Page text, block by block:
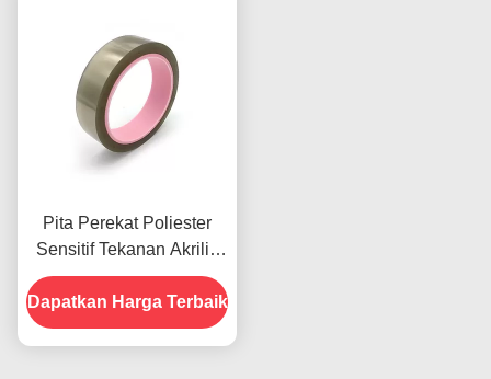
Pita Perekat Poliester
Sensitif Tekanan Akrilik
Ketebalan 0,045mm anti
statis
Dapatkan Harga Terbaik